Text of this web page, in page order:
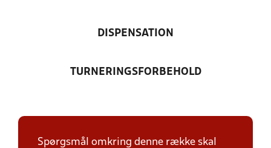
DISPENSATION
TURNERINGSFORBEHOLD
Spørgsmål omkring denne række skal